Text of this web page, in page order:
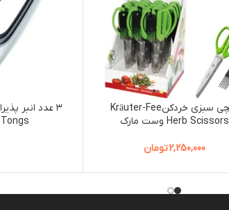
قیچی سبزی خردکنKräuter-Fee
Herb Scissors وست مارک
2,250,000تومان
Tongs وست مارک